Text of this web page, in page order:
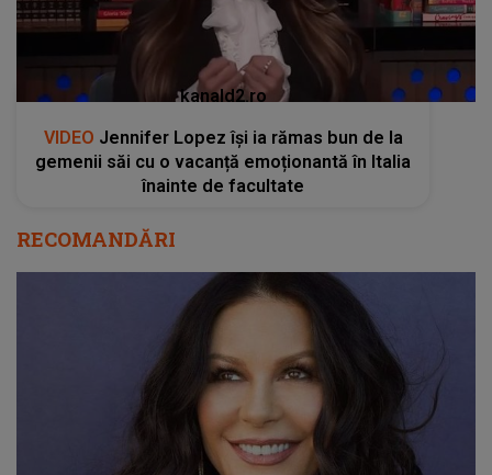
kanald2.ro
VIDEO Jennifer Lopez își ia rămas bun de la
gemenii săi cu o vacanță emoționantă în Italia
înainte de facultate
RECOMANDĂRI